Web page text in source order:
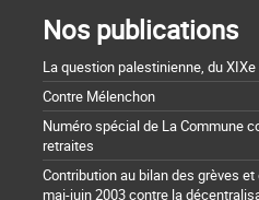
Nos publications
La question palestinienne, du
Contre Mélenchon
Numéro spécial de La Commune
retraites
Contribution au bilan des grèves
mai-juin 2003 contre la